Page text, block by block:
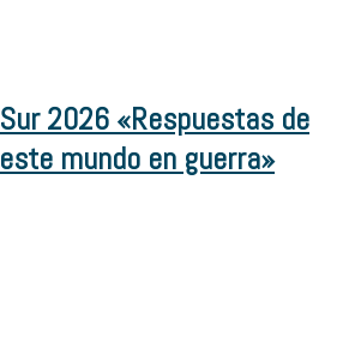
2026 «Respuestas de
mundo en guerra»